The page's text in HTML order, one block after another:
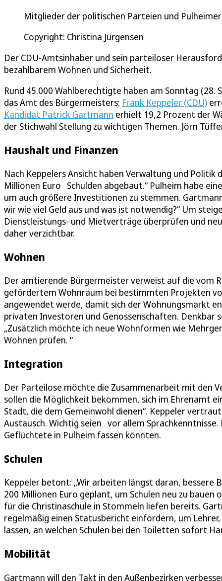
Mitglieder der politischen Parteien und
Copyright: Christina Jürgensen
Der CDU-Amtsinhaber und sein parteiloser
bezahlbarem Wohnen und Sicherheit.
Rund 45.000 Wahlberechtigte haben am Sonntag
das Amt des Bürgermeisters: Frank Keppeler (CDU)
Kandidat Patrick Gartmann erhielt 19,2 Prozent der
der Stichwahl Stellung zu wichtigen Themen. Jörn
Haushalt und Finanzen
Nach Keppelers Ansicht haben Verwaltung und
Millionen Euro Schulden abgebaut.“ Pulheim habe
um auch größere Investitionen zu stemmen.
wir wie viel Geld aus und was ist notwendig?“ Um
Dienstleistungs- und Mietverträge überprüfen und
daher verzichtbar.
Wohnen
Der amtierende Bürgermeister verweist auf die vom
gefördertem Wohnraum bei bestimmten Projekten
angewendet werde, damit sich der Wohnungsmarkt
privaten Investoren und Genossenschaften. Denkbar
„Zusätzlich möchte ich neue Wohnformen wie
Wohnen prüfen. “
Integration
Der Parteilose möchte die Zusammenarbeit mit den
sollen die Möglichkeit bekommen, sich im Ehrenamt
Stadt, die dem Gemeinwohl dienen“. Keppeler
Austausch. Wichtig seien vor allem
Geflüchtete in Pulheim fassen könnten.
Schulen
Keppeler betont: „Wir arbeiten längst daran, bessere
200 Millionen Euro geplant, um Schulen neu zu bauen
für die Christinaschule in Stommeln liefen bereits.
regelmäßig einen Statusbericht einfordern, um
lassen, an welchen Schulen bei den Toiletten sofort
Mobilität
Gartmann will den Takt in den Außenbezirken